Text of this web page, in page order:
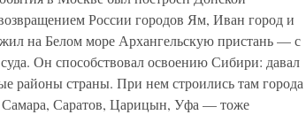
России городов Ям, Иван город и
на Белом море Архангельскую пристань — с
Он способствовал освоению Сибири: давал
районы страны. При нем строились там города
Самара, Саратов, Царицын, Уфа — тоже